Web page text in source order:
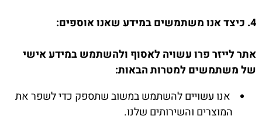
4. כיצד אנו משתמשים במידע שאנו אוספים:
אתר לייזר פרו עשויה לאסוף ולהשתמש במידע אישי
של משתמשים למטרות הבאות:
אנו עשויים להשתמש במשוב שתספק כדי לשפר את
המוצרים והשירותים שלנו.